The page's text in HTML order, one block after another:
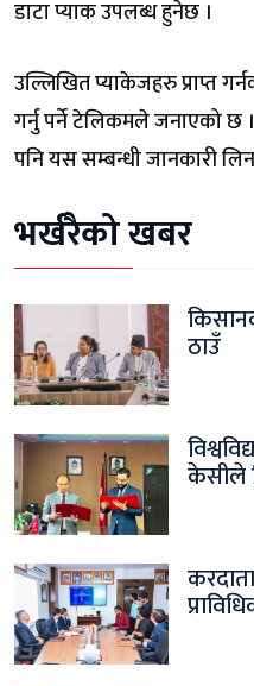
डाटा प्याक उपलब्ध हुनेछ ।
उल्लिखित प्याकेजहरु प्राप्त
गर्नु पर्ने टेलिकमले जनाएको छ
पनि यस सम्बन्धी जानकारी
भर्खरैको खबर
ठाउँ
केसीले